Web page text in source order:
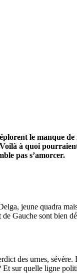
le manque
à quoi
pas s’amorcer.
jeune quadra
Gauche sont bien
des urnes,
Et sur quelle ligne